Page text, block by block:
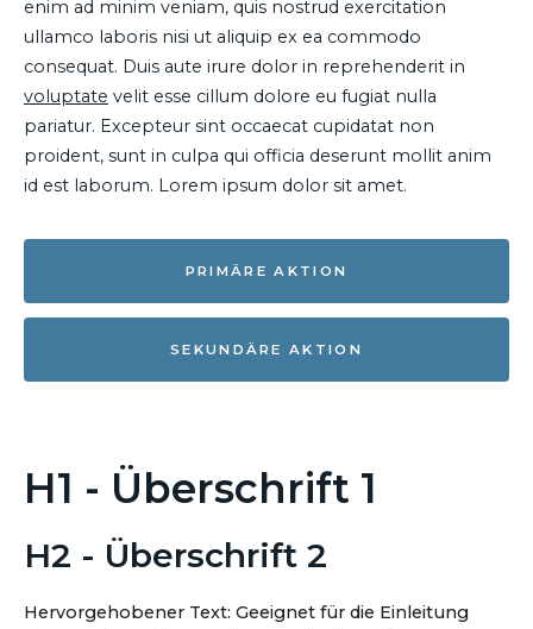
enim ad minim veniam, quis nostrud exercitation
ullamco laboris nisi ut aliquip ex ea commodo
consequat. Duis aute irure dolor in reprehenderit in
voluptate velit esse cillum dolore eu fugiat nulla
pariatur. Excepteur sint occaecat cupidatat non
proident, sunt in culpa qui officia deserunt mollit anim
id est laborum. Lorem ipsum dolor sit amet.
PRIMÄRE AKTION
SEKUNDÄRE AKTION
H1 - Überschrift 1
H2 - Überschrift 2
Hervorgehobener Text: Geeignet für die Einleitung